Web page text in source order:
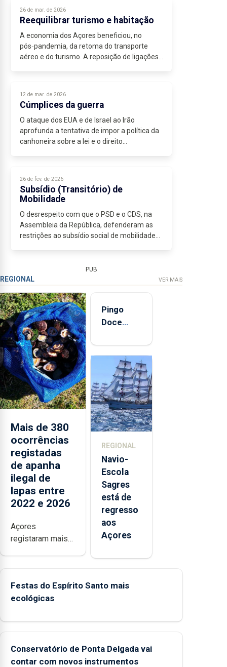
26 de mar. de 2026
Reequilibrar turismo e habitação
A economia dos Açores beneficiou, no
pós‑pandemia, da retoma do transporte
aéreo e do turismo. A reposição de ligações
12 de mar. de 2026
Cúmplices da guerra
O ataque dos EUA e de Israel ao Irão
aprofunda a tentativa de impor a política da
canhoneira sobre a lei e o direito
26 de fev. de 2026
Subsídio (Transitório) de
Mobilidade
O desrespeito com que o PSD e o CDS, na
Assembleia da República, defenderam as
restrições ao subsídio social de mobilidade
PUB
REGIONAL VER MAIS
Mais de 380
ocorrências
registadas
de apanha
ilegal de
lapas entre
2022 e 2026
Açores
registaram mais
inspeções
relacionadas com
lapas entre 2022
Flores apresenta
um “decréscimo
Pingo
Doce
quinta-
feira nova
loja em
São
Sebastião
e cria 30
postos de
REGIONAL
Navio-
Escola
Sagres
está de
regresso
aos
Açores
Festas do Espírito Santo mais
ecológicas
Conservatório de Ponta Delgada vai
contar com novos instrumentos